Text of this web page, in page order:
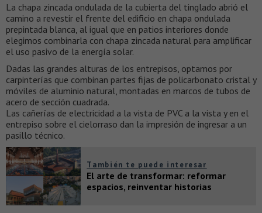
La chapa zincada ondulada de la cubierta del tinglado abrió el
camino a revestir el frente del edificio en chapa ondulada
prepintada blanca, al igual que en patios interiores donde
elegimos combinarla con chapa zincada natural para amplificar
el uso pasivo de la energía solar.
Dadas las grandes alturas de los entrepisos, optamos por
carpinterías que combinan partes fijas de policarbonato cristal y
móviles de aluminio natural, montadas en marcos de tubos de
acero de sección cuadrada.
Las cañerías de electricidad a la vista de PVC a la vista y en el
entrepiso sobre el cielorraso dan la impresión de ingresar a un
pasillo técnico.
También te puede interesar
El arte de transformar: reformar
espacios, reinventar historias